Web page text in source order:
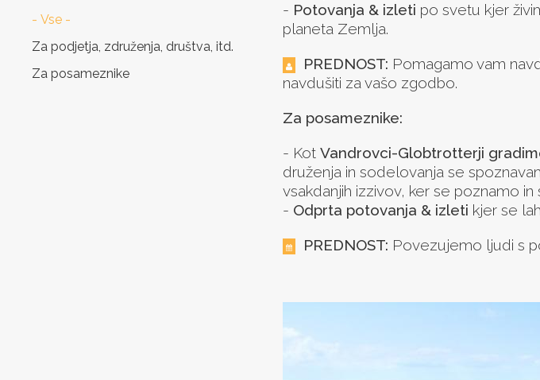
- Potovanja & izleti po svetu kjer
planeta Zemlja.
PREDNOST: Pomagamo vam
navdušiti za vašo zgodbo.
Za posameznike:
- KotVandrovci-Globtrotterji
druženja in sodelovanja se
vsakdanjih izzivov, ker se poznamo in
- Odprta potovanja & izleti kjer se
PREDNOST: Povezujemo ljudi s
- Vse -
Za podjetja, združenja, društva, itd.
Za posameznike